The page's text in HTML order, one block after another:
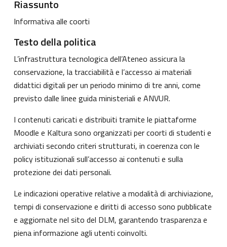
Riassunto
Informativa alle coorti
Testo della politica
L’infrastruttura tecnologica dell’Ateneo assicura la
conservazione, la tracciabilità e l’accesso ai materiali
didattici digitali per un periodo minimo di tre anni, come
previsto dalle linee guida ministeriali e ANVUR.
I contenuti caricati e distribuiti tramite le piattaforme
Moodle e Kaltura sono organizzati per coorti di studenti e
archiviati secondo criteri strutturati, in coerenza con le
policy istituzionali sull’accesso ai contenuti e sulla
protezione dei dati personali.
Le indicazioni operative relative a modalità di archiviazione,
tempi di conservazione e diritti di accesso sono pubblicate
e aggiornate nel sito del DLM, garantendo trasparenza e
piena informazione agli utenti coinvolti.